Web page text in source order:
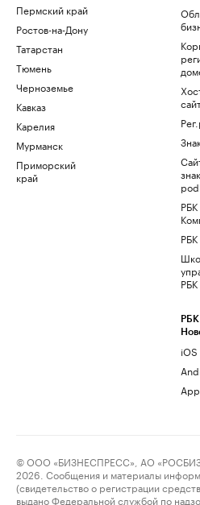
Пермский край
Ростов-на-Дону
Татарстан
Тюмень
Черноземье
Кавказ
Карелия
Мурманск
Приморский
край
РБК
РБК
РБК
iOS
© ООО «БИЗНЕСПРЕСС», АО
2026. Сообщения и материалы
(свидетельство о регистрации
выдано Федеральной службой по